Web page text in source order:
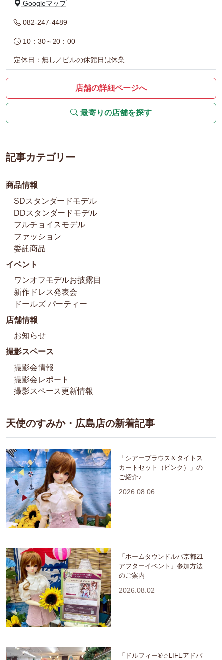
Googleマップ
082-247-4489
10：30～20：00
定休日：無し／ビルの休館日は休業
店舗の詳細ページへ
最寄りの店舗を探す
記事カテゴリー
商品情報
SDスタンダードモデル
DDスタンダードモデル
フルチョイスモデル
ファッション
委託商品
イベント
ワンオフモデルお披露目
新作ドレス発表会
ドールズ パーティー
店舗情報
お知らせ
撮影スペース
撮影会情報
撮影会レポート
撮影スペース更新情報
天使のすみか・広島店の新着記事
「シアーブラウス＆タイトス
カートセット（ピンク）」の
ご紹介♪
2026.08.06
「ホームタウンドルパ京都21
アフターイベント」参加方法
のご案内
2026.08.02
「ドルフィー®☆LIFEアドバ